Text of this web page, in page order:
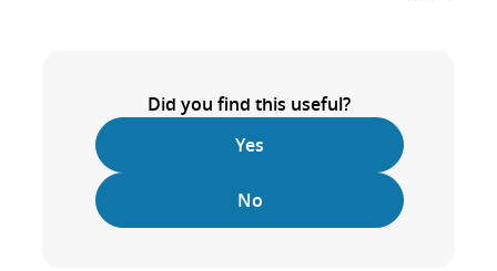
Did you find this useful?
Yes
No